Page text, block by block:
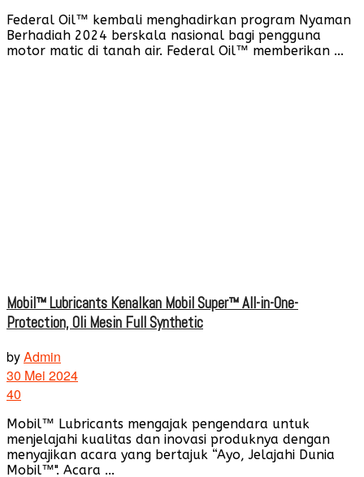
Federal Oil™ kembali menghadirkan program Nyaman
Berhadiah 2024 berskala nasional bagi pengguna
motor matic di tanah air. Federal Oil™ memberikan ...
Mobil™ Lubricants Kenalkan Mobil Super™ All-in-One-
Protection, Oli Mesin Full Synthetic
byAdmin
30 Mei 2024
40
Mobil™ Lubricants mengajak pengendara untuk
menjelajahi kualitas dan inovasi produknya dengan
menyajikan acara yang bertajuk “Ayo, Jelajahi Dunia
Mobil™". Acara ...